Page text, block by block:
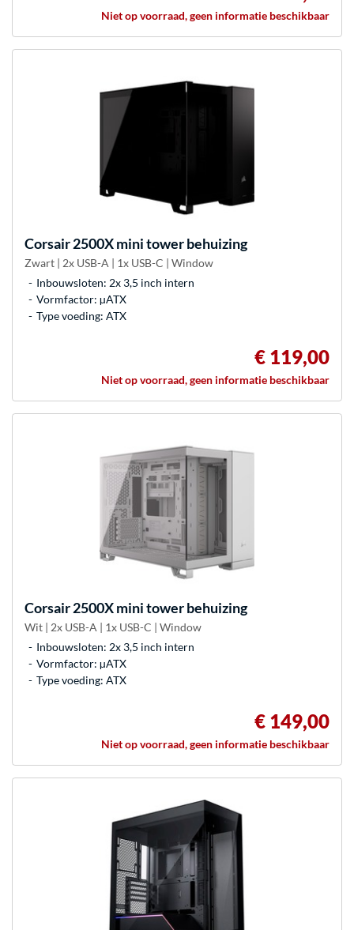
Niet op voorraad, geen informatie beschikbaar
Corsair2500X mini tower behuizing
Zwart | 2x USB-A | 1x USB-C | Window
Inbouwsloten: 2x 3,5 inch intern
Vormfactor: µATX
Type voeding: ATX
€ 119,00
Niet op voorraad, geen informatie beschikbaar
Corsair2500X mini tower behuizing
Wit | 2x USB-A | 1x USB-C | Window
Inbouwsloten: 2x 3,5 inch intern
Vormfactor: µATX
Type voeding: ATX
€ 149,00
Niet op voorraad, geen informatie beschikbaar